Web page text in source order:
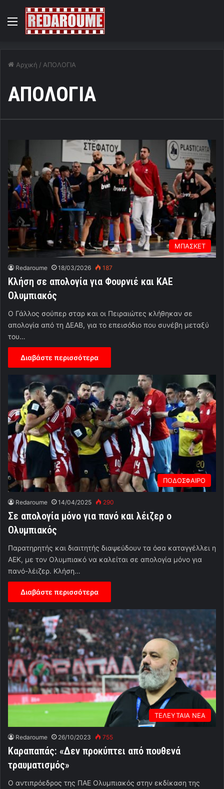
Menu
Αρχική / ΑΠΟΛΟΓΙΑ
ΑΠΟΛΟΓΙΑ
ΜΠΑΣΚΕΤ
Redaroume 18/03/2026 187
Κλήση σε απολογία για Φουρνιέ και ΚΑΕ
Ολυμπιακός
Ο Γάλλος σούπερ σταρ και οι Πειραιώτες κλήθηκαν σε
απολογία από τη ΔΕΑΒ, για το επεισόδιο που συνέβη μεταξύ
του…
Διαβάστε περισσότερα
ΠΟΔΟΣΦΑΙΡΟ
Redaroume 14/04/2025 290
Σε απολογία μόνο για πανό και λέιζερ ο
Ολυμπιακός
Παρατηρητής και διαιτητής διαψεύδουν τα όσα καταγγέλλει η
ΑΕΚ, με τον Ολυμπιακό να καλείται σε απολογία μόνο για
πανό-λέιζερ. Κλήση…
Διαβάστε περισσότερα
ΤΕΛΕΥΤΑΙΑ ΝΕΑ
Redaroume 26/10/2023 755
Καραπαπάς: «Δεν προκύπτει από πουθενά
τραυματισμός»
Ο αντιπρόεδρος της ΠΑΕ Ολυμπιακός στην εκδίκαση της